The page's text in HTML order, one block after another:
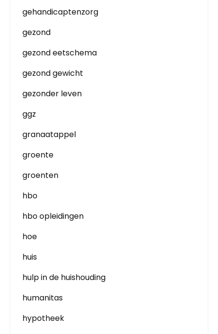
gehandicaptenzorg
gezond
gezond eetschema
gezond gewicht
gezonder leven
ggz
granaatappel
groente
groenten
hbo
hbo opleidingen
hoe
huis
hulp in de huishouding
humanitas
hypotheek